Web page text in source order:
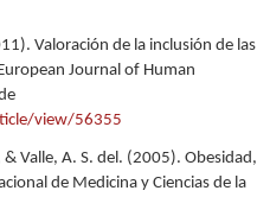
Valoración de la inclusión de las
Journal of Human
view/56355
Valle, A. S. del. (2005). Obesidad,
de Medicina y Ciencias de la